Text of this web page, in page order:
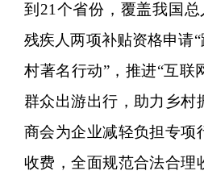
到21个省份，覆盖我国
残疾人两项补贴资格申请
村著名行动”，推进“互联
群众出游出行，助力乡村
商会为企业减轻负担专项
收费，全面规范合法合理